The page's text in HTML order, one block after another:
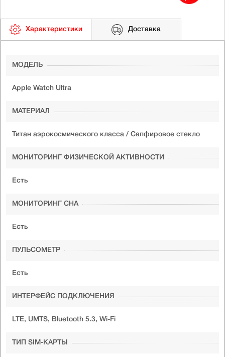
Характеристики Доставка
МОДЕЛЬ
Apple Watch Ultra
МАТЕРИАЛ
Титан аэрокосмического класса / Сапфировое стекло
МОНИТОРИНГ ФИЗИЧЕСКОЙ АКТИВНОСТИ
Есть
МОНИТОРИНГ СНА
Есть
ПУЛЬСОМЕТР
Есть
ИНТЕРФЕЙС ПОДКЛЮЧЕНИЯ
LTE, UMTS, Bluetooth 5.3, Wi-Fi
ТИП SIM-КАРТЫ